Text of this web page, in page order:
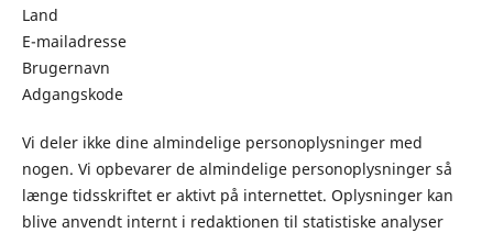
Land
E-mailadres­se
Brugernavn
Adgangskode
Vi deler ikke dine almindelige per­so­nop­lys­nin­ger med
nogen. Vi opbe­va­rer de almindelige personoplys­nin­ger så
læn­ge tidsskriftet er aktivt på internettet. Oplysninger kan
blive anvendt internt i redaktionen til sta­ti­sti­ske analyser